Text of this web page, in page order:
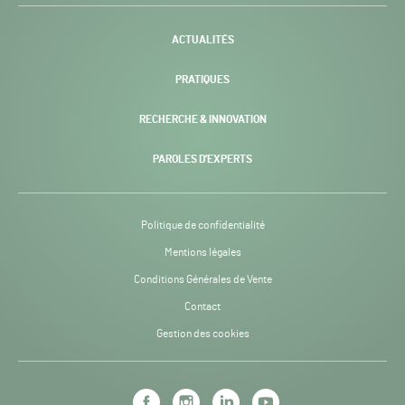
-
ACTUALITÉS
PRATIQUES
RECHERCHE & INNOVATION
PAROLES D’EXPERTS
Politique de confidentialité
Mentions légales
Conditions Générales de Vente
Contact
Gestion des cookies